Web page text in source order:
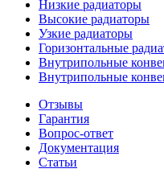
Низкие радиаторы
Высокие радиаторы
Узкие радиаторы
Горизонтальные
Внутрипольные
Внутрипольные
Отзывы
Гарантия
Вопрос-ответ
Документация
Статьи